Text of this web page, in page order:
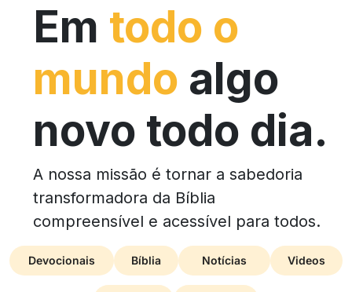
Em todo o
mundo algo
novo todo dia.
A nossa missão é tornar a sabedoria
transformadora da Bíblia
compreensível e acessível para todos.
Devocionais Bíblia Notícias Videos